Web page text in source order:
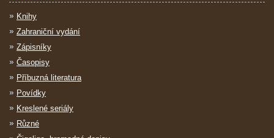
Knihy
Zahraniční vydání
Zápisníky
Časopisy
Příbuzná literatura
Povídky
Kreslené seriály
Různé